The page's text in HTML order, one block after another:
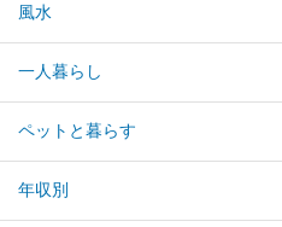
風水
一人暮らし
ペットと暮らす
年収別